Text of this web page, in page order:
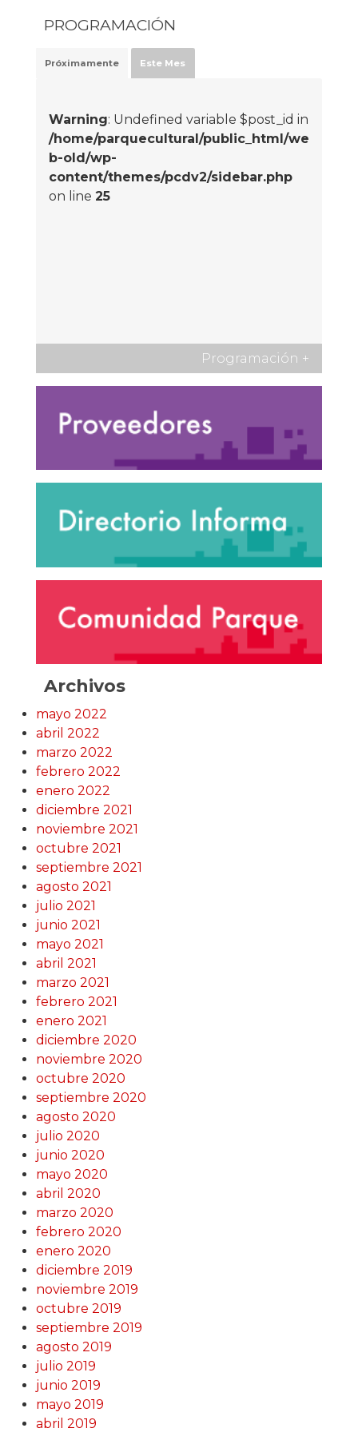
PROGRAMACIÓN
Próximamente Este Mes
Warning: Undefined variable $post_id in
/home/parquecultural/public_html/we
b-old/wp-
content/themes/pcdv2/sidebar.php
on line 25
Programación +
Archivos
mayo 2022
abril 2022
marzo 2022
febrero 2022
enero 2022
diciembre 2021
noviembre 2021
octubre 2021
septiembre 2021
agosto 2021
julio 2021
junio 2021
mayo 2021
abril 2021
marzo 2021
febrero 2021
enero 2021
diciembre 2020
noviembre 2020
octubre 2020
septiembre 2020
agosto 2020
julio 2020
junio 2020
mayo 2020
abril 2020
marzo 2020
febrero 2020
enero 2020
diciembre 2019
noviembre 2019
octubre 2019
septiembre 2019
agosto 2019
julio 2019
junio 2019
mayo 2019
abril 2019